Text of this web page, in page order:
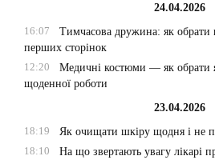
24.04.2026
16:07
Тимчасова дружина: як обрати
перших сторінок
12:20
Медичні костюми — як обрати
щоденної роботи
23.04.2026
18:19
Як очищати шкіру щодня і не
18:10
На що звертають увагу лікарі